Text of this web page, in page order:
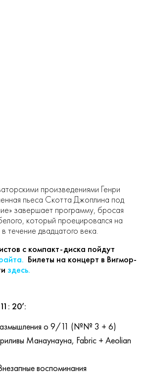
произведениями Генри
пьеса Скотта Джоплина под
завершает программу, бросая
который проецировался на
течение двадцатого века.
с компакт-диска пойдут
Билеты на концерт в Вигмор-
здесь.
20’:
о 9/11 (№№ 3 + 6)
Манаунауна, Fabric + Aeolian
воспоминания